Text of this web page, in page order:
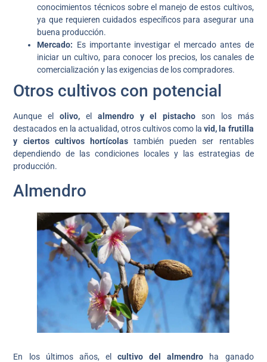
conocimientos técnicos sobre el manejo de estos cultivos,
ya que requieren cuidados específicos para asegurar una
buena producción.
Mercado: Es importante investigar el mercado antes de
iniciar un cultivo, para conocer los precios, los canales de
comercialización y las exigencias de los compradores.
Otros cultivos con potencial
Aunque elolivo, el almendro y el pistacho son los más
destacados en la actualidad, otros cultivos como la vid, la frutilla
y ciertos cultivos hortícolastambién pueden ser rentables
dependiendo de las condiciones locales y las estrategias de
producción.
Almendro
En los últimos años, elcultivo del almendro ha ganado